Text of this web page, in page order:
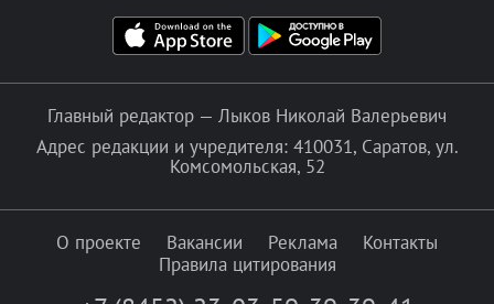
Главный редактор — Лыков Николай Валерьевич
Адрес редакции и учредителя: 410031, Саратов, ул.
Комсомольская, 52
О проекте Вакансии Реклама
Контакты
Правила цитирования